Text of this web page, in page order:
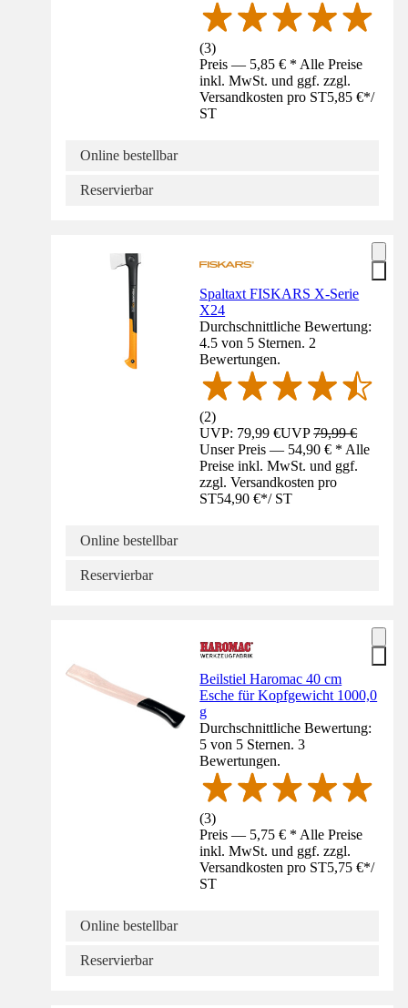
(3)
Preis — 5,85 € * Alle Preise
inkl. MwSt. und ggf. zzgl.
Versandkosten pro ST5,85 €*/
ST
Online bestellbar
Reservierbar
Spaltaxt FISKARS X-Serie
X24
Durchschnittliche Bewertung:
4.5 von 5 Sternen. 2
Bewertungen.
(2)
UVP: 79,99 €UVP79,99 €
Unser Preis — 54,90 € * Alle
Preise inkl. MwSt. und ggf.
zzgl. Versandkosten pro
ST54,90 €*/ ST
Online bestellbar
Reservierbar
Beilstiel Haromac 40 cm
Esche für Kopfgewicht 1000,0
g
Durchschnittliche Bewertung:
5 von 5 Sternen. 3
Bewertungen.
(3)
Preis — 5,75 € * Alle Preise
inkl. MwSt. und ggf. zzgl.
Versandkosten pro ST5,75 €*/
ST
Online bestellbar
Reservierbar